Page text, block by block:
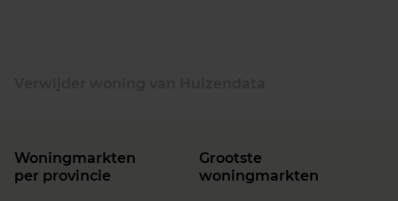
Woningmarkten
per provincie
Grootste
woningmarkten